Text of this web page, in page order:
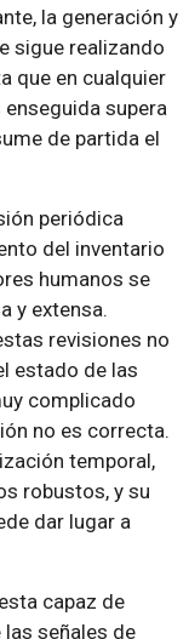
la generación y
sigue realizando
que en cualquier
supera
de partida el
periódica
del inventario
humanos se
y extensa.
revisiones no
estado de las
complicado
no es correcta.
temporal,
robustos, y su
dar lugar a
capaz de
señales de